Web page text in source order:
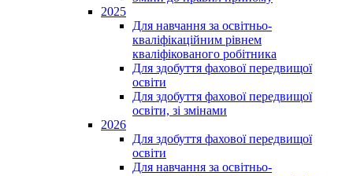
2025
Для навчання за освітньо-
кваліфікаційним рівнем
кваліфікованого робітника
Для здобуття фахової передвищої
освіти
Для здобуття фахової передвищої
освіти, зі змінами
2026
Для здобуття фахової передвищої
освіти
Для навчання за освітньо-